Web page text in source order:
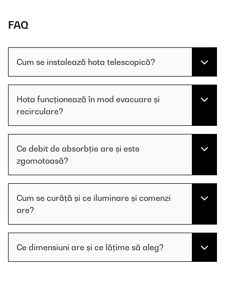
FAQ
Cum se instalează hota telescopică?
Hota funcționează în mod evacuare și
recirculare?
Ce debit de absorbție are și este
zgomotoasă?
Cum se curăță și ce iluminare și comenzi
are?
Ce dimensiuni are și ce lățime să aleg?